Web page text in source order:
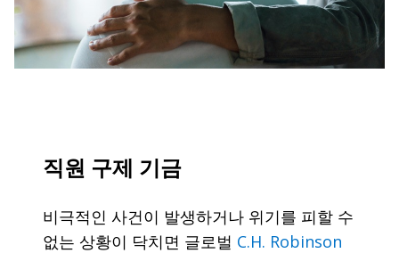
직원 구제 기금
비극적인 사건이 발생하거나 위기를 피할 수
없는 상황이 닥치면 글로벌 C.H. Robinson